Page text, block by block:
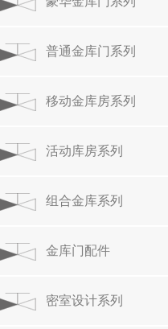
普通金库门系列
移动金库房系列
活动库房系列
组合金库系列
金库门配件
密室设计系列